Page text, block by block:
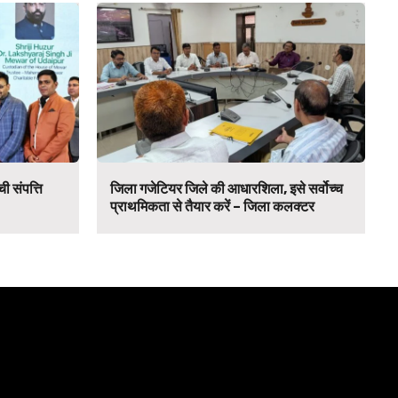
संपत्ति
जिला गजेटियर जिले की आधारशिला, इसे सर्वोच्च
प्राथमिकता से तैयार करें – जिला कलक्टर